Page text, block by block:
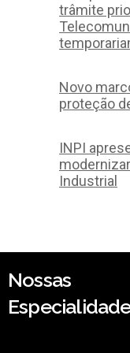
trâmite
Novo
proteção
INPI
Industrial
Nossas